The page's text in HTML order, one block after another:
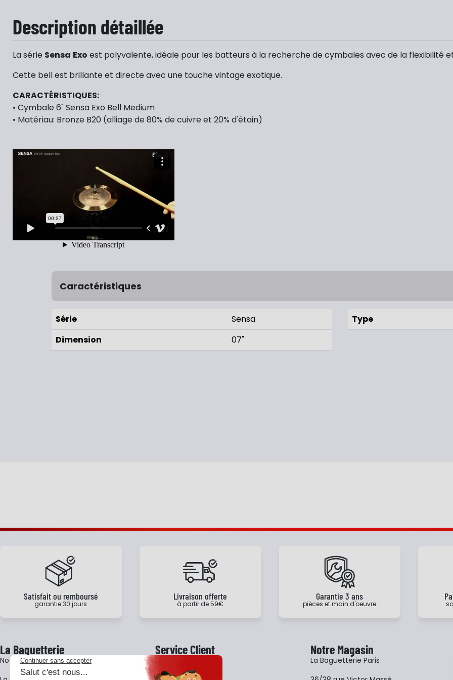
Description détaillée
La série Sensa Exo est polyvalente, idéale pour les batteurs à la recherche de cymbales avec de la flexibilité
Cette bell est brillante et directe avec une touche vintage exotique.
CARACTÉRISTIQUES:
• Cymbale 6" Sensa Exo Bell Medium
• Matériau: Bronze B20 (alliage de 80% de cuivre et 20% d'étain)
Caractéristiques
Série
Sensa
Dimension
07"
Type
Satisfait ou remboursé
garantie 30 jours
Livraison offerte
à partir de 59€
Garantie 3 ans
pièces et main d'oeuvre
La Baguetterie
Notre histoire
Service Client Notre Magasin
La Baguetterie Paris